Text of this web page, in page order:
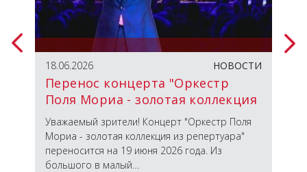
18.06.2026 НОВОСТИ
Перенос концерта "Оркестр
Поля Мориа - золотая коллекция
из репертуара"
Уважаемый зрители! Концерт "Оркестр Поля
Мориа - золотая коллекция из репертуара"
переносится на 19 июня 2026 года. Из
большого в малый…